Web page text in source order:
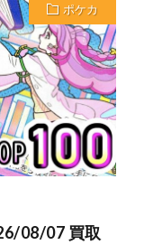
ポケカ
08/07 買取